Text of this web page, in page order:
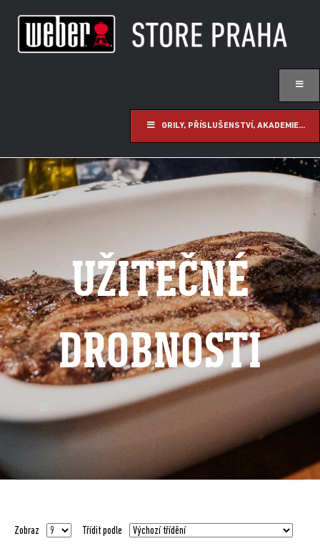
GRILY, PŘÍSLUŠENSTVÍ, AKADEMIE...
UŽITEČNÉ
DROBNOSTI
Zobraz Třídit podle